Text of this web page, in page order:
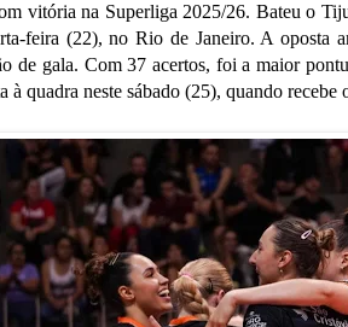
vitória na Superliga 2025/26. Bateu o
feira (22), no Rio de Janeiro. A oposta
de gala. Com 37 acertos, foi a maior
quadra neste sábado (25), quando recebe